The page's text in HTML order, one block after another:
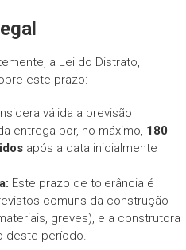
a Lei do Distrato,
este prazo:
válida a previsão
entrega por, no máximo, 180
após a data inicialmente
Este prazo de tolerância é
comuns da construção
greves), e a construtora
deste período.